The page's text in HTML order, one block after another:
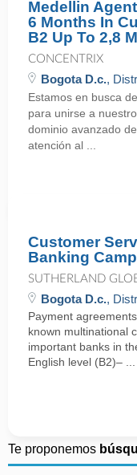
Medellin
6 Months In
B2 Up To 2,8
CONCENTRIX
Bogota D.c.,
Estamos en busca
para unirse a
dominio avanzado
atención al ...
Customer
Banking
SUTHERLAND
Bogota D.c.,
Payment
known multinational
important banks in
English level (B2)– ...
Te proponemos